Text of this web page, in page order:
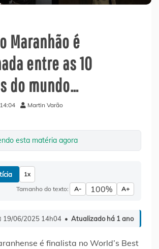
Maranhão é
entre as 10
do mundo…
Martin Varão
esta matéria agora
1x
Tamanho do texto: A- 100% A+
19/06/2025 14h04 • Atualizado há 1 ano
é finalista no World’s Best